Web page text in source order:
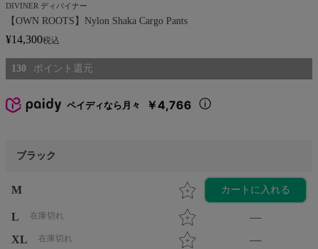
DIVINER ディバイナー
【OWN ROOTS】Nylon Shaka Cargo Pants
¥14,300税込
130
ペイディなら月々 ￥4,766
ブラック
M カートに入れる
L 在庫切れ
—
XL
在庫切れ —